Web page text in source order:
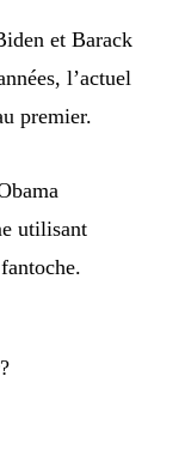
et Barack
l’actuel
premier.
utilisant